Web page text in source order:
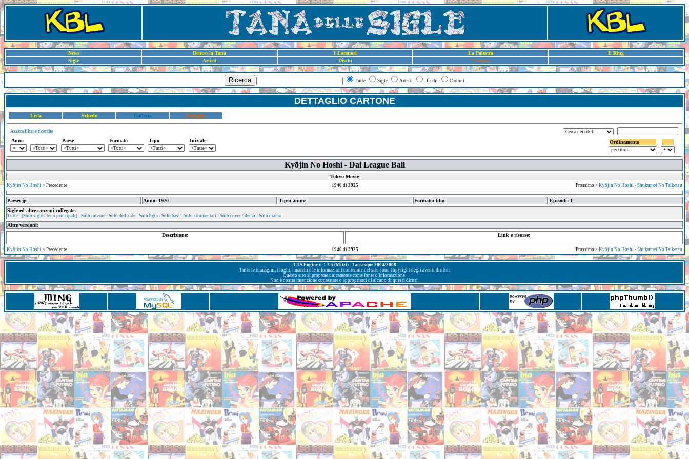
News Dentro la Tana I Lottatori La Palestra
Il Ring
Sigle
Artisti Dischi Cartoni
Ricerca Tutte Sigle Artisti Dischi Cartoni
DETTAGLIO CARTONE
Lista Schede Galleria Dettaglio
Azzera filtri e ricerche
Anno Paese Formato Tipo Iniziale Ordinamento
Kyōjin No Hoshi - Dai League Ball
Tokyo Movie
Kyōjin No Hoshi < Precedente 1940di 3925 Prossimo > Kyōjin No Hoshi - Shukumei No Taiketsu
Paese: jp Anno: 1970 Tipo: anime Formato: film
Episodi: 1
Sigle ed altre canzoni collegate:
Tutte - [Solo sigle / temi principali] - Solo interne - Solo dedicate - Solo bgm - Solo basi - Solo strumentali - Solo cover / demo - Solo drama
Altre versioni:
Descrizione:
Link e risorse:
Kyōjin No Hoshi < Precedente 1940di 3925 Prossimo > Kyōjin No Hoshi - Shukumei No Taiketsu
TDS Engine v. 1.3.5 (Mitzi) - Tarrasque 2004/2008
Tutte le immagini, i loghi, i marchi e le informazioni contenute nel sito sono copyright degli aventi diritto.
Questo sito si propone unicamente come fonte d'informazione.
Non è nostra intenzione contestare o appropriarci di alcuno di questi diritti.